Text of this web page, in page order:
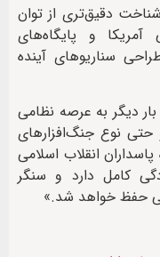
دقیق‌تری از توان
و پایگاه‌های
سناریوهای آینده
دیگر به عرصه نظامی
حتی نوع جنگ‌افزارهای
انقلاب اسلامی
کامل دارد و سنگر
حفظ خواهد شد.»